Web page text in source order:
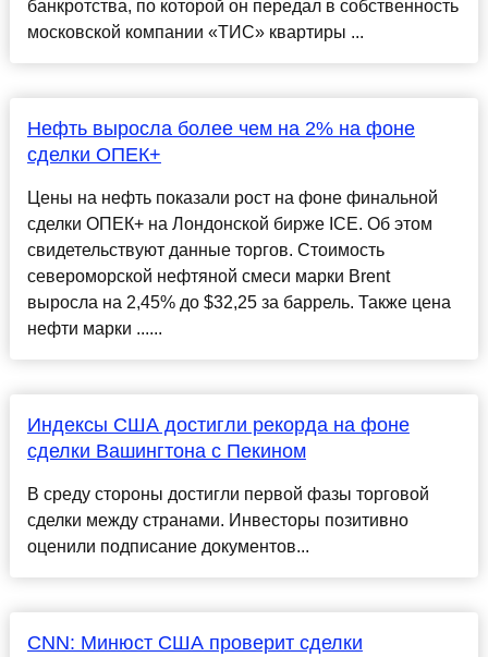
банкротства, по которой он передал в собственность
московской компании «ТИС» квартиры ...
Нефть выросла более чем на 2% на фоне
сделки ОПЕК+
Цены на нефть показали рост на фоне финальной
сделки ОПЕК+ на Лондонской бирже ICE. Об этом
свидетельствуют данные торгов. Стоимость
североморской нефтяной смеси марки Brent
выросла на 2,45% до $32,25 за баррель. Также цена
нефти марки ......
Индексы США достигли рекорда на фоне
сделки Вашингтона с Пекином
В среду стороны достигли первой фазы торговой
сделки между странами. Инвесторы позитивно
оценили подписание документов...
CNN: Минюст США проверит сделки